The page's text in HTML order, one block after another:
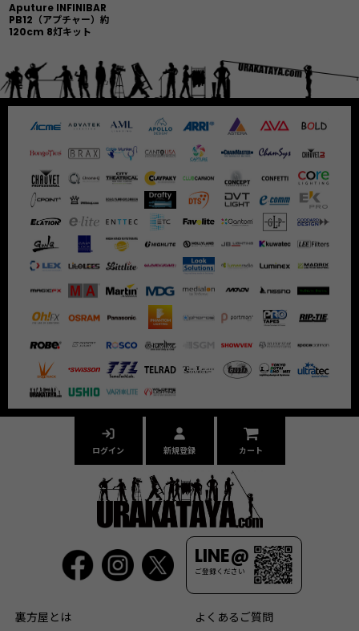
Aputure INFINIBAR
PB12（アプチャー）約
120cm 8灯キット
LINE@
ご登録ください
ログイン 新規登録 カート
裏方屋とは よくあるご質問